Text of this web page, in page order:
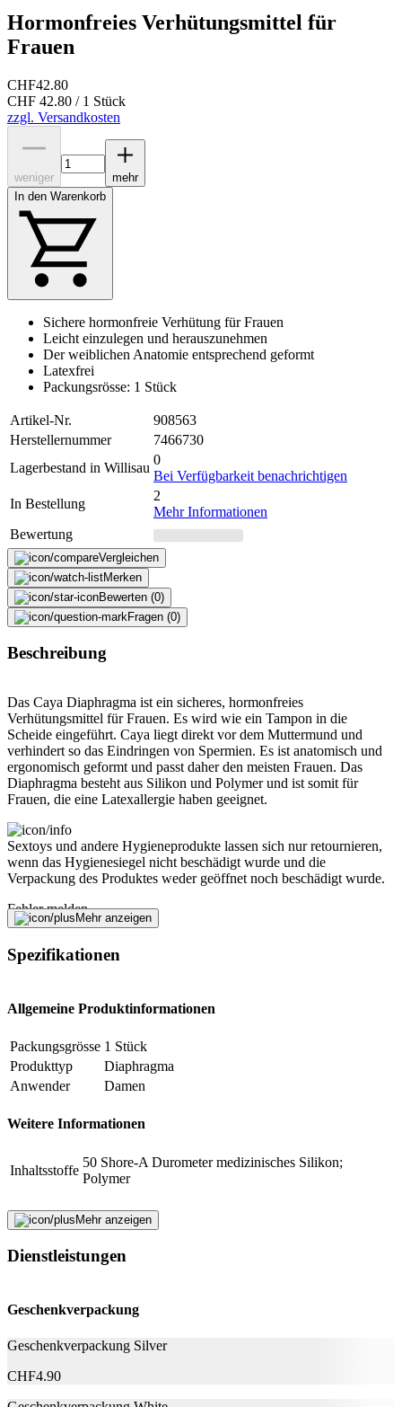
Hormonfreies Verhütungsmittel für
Frauen
CHF42.80
CHF 42.80 / 1 Stück
zzgl. Versandkosten
weniger
mehr
In den Warenkorb
Sichere hormonfreie Verhütung für Frauen
Leicht einzulegen und herauszunehmen
Der weiblichen Anatomie entsprechend geformt
Latexfrei
Packungsrösse: 1 Stück
Artikel-Nr.
908563
Herstellernummer
7466730
Lagerbestand in Willisau
0
Bei Verfügbarkeit benachrichtigen
In Bestellung
2
Mehr Informationen
Bewertung
Vergleichen
Merken
Bewerten (0)
Fragen (0)
Beschreibung
Das Caya Diaphragma ist ein sicheres, hormonfreies
Verhütungsmittel für Frauen. Es wird wie ein Tampon in die
Scheide eingeführt. Caya liegt direkt vor dem Muttermund und
verhindert so das Eindringen von Spermien. Es ist anatomisch und
ergonomisch geformt und passt daher den meisten Frauen. Das
Diaphragma besteht aus Silikon und Polymer und ist somit für
Frauen, die eine Latexallergie haben geeignet.
Sextoys und andere Hygieneprodukte lassen sich nur retournieren,
wenn das Hygienesiegel nicht beschädigt wurde und die
Verpackung des Produktes weder geöffnet noch beschädigt wurde.
Fehler melden
Formular schliessen
Falsche Daten melden
Mehr anzeigen
Spezifikationen
Allgemeine Produktinformationen
Packungsgrösse 1 Stück
Produkttyp
Diaphragma
Anwender
Damen
Weitere Informationen
Inhaltsstoffe
50 Shore-A Durometer medizinisches Silikon;
Polymer
Nachhaltigkeit
Natürlich Leben Keine Besonderheiten
Rechtliche Hinweise
Mehr anzeigen
Dienstleistungen
Geschenkverpackung
Geschenkverpackung Silver
CHF4.90